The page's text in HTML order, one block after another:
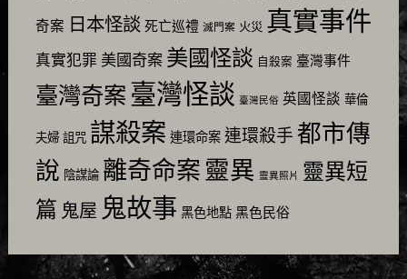
奇案 日本怪談 死亡巡禮 滅門案 火災 真實事件
真實犯罪 美國奇案 美國怪談 自殺案 臺灣事件
臺灣奇案 臺灣怪談 臺灣民俗 英國怪談 華倫
夫婦 詛咒 謀殺案 連環命案 連環殺手 都市傳
說 陰謀論 離奇命案 靈異 靈異照片 靈異短
篇 鬼屋 鬼故事 黑色地點 黑色民俗